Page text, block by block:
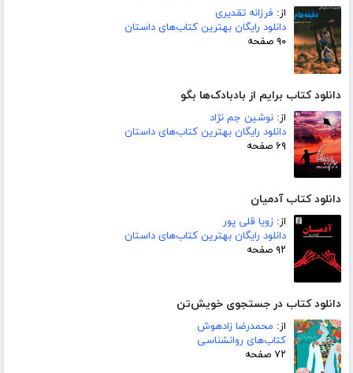
از: فرزانه تقدیری
دانلود رایگان بهترین کتاب‌های داستان
۹۰ صفحه
دانلود کتاب برایم از بادبادک‌ها بگو
از: نوشین جم نژاد
دانلود رایگان بهترین کتاب‌های داستان
۶۹ صفحه
دانلود کتاب آدمیان
از: زویا قلی پور
دانلود رایگان بهترین کتاب‌های داستان
۹۲ صفحه
دانلود کتاب در جستجوی خویش‌تن
از: محمدرضا زادهوش
کتاب‌های روانشناسی
۷۲ صفحه